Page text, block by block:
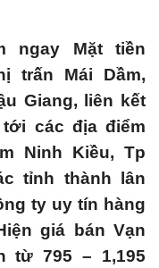
ngay Mặt tiền
trấn Mái Dầm,
Giang, liên kết
các địa điểm
Ninh Kiều, Tp
tỉnh thành lân
ty uy tín hàng
giá bán Vạn
từ 795 – 1,195